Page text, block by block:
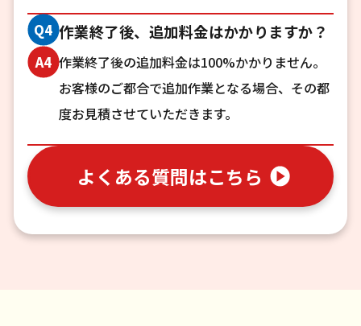
Q4 作業終了後、追加料金はかかりますか？
A4 作業終了後の追加料金は100%かかりません。
お客様のご都合で追加作業となる場合、その都
度お見積させていただきます。
よくある質問はこちら